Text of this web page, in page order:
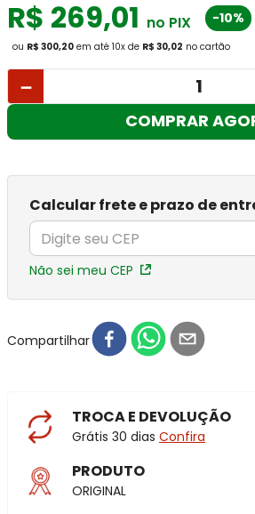
R$ 269,01 no PIX -10%
ou R$ 300,20 em até 10x de R$ 30,02 no cartão
－
COMPRAR
Calcular frete e prazo de
Não sei meu CEP
Compartilhar
TROCA E DEVOLUÇÃO
Grátis 30 dias Confira
PRODUTO
ORIGINAL